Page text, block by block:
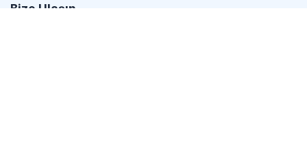
Bize Ulaşın